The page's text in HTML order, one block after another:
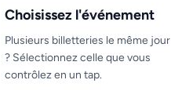
Choisissez l'événement
Plusieurs billetteries le même jour
? Sélectionnez celle que vous
contrôlez en un tap.